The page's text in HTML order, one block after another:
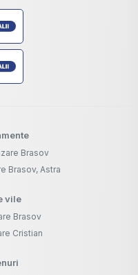
Brasov
Brasov, Astra
vile
Brasov
Cristian